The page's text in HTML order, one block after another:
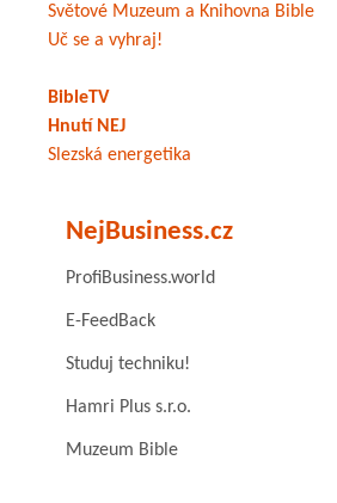
Světové Muzeum a Knihovna Bible
Uč se a vyhraj!
BibleTV
Hnutí NEJ
Slezská energetika
NejBusiness.cz
ProfiBusiness.world
E-FeedBack
Studuj techniku!
Hamri Plus s.r.o.
Muzeum Bible